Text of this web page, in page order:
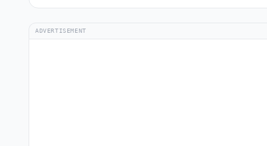
ADVERTISEMENT